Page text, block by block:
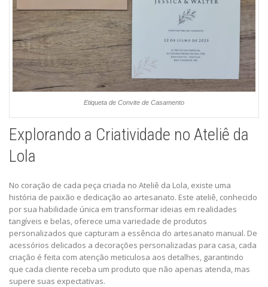
Etiqueta de Convite de Casamento
Explorando a Criatividade no Ateliê da
Lola
No coração de cada peça criada no Ateliê da Lola, existe uma
história de paixão e dedicação ao artesanato. Este ateliê, conhecido
por sua habilidade única em transformar ideias em realidades
tangíveis e belas, oferece uma variedade de produtos
personalizados que capturam a essência do artesanato manual. De
acessórios delicados a decorações personalizadas para casa, cada
criação é feita com atenção meticulosa aos detalhes, garantindo
que cada cliente receba um produto que não apenas atenda, mas
supere suas expectativas.